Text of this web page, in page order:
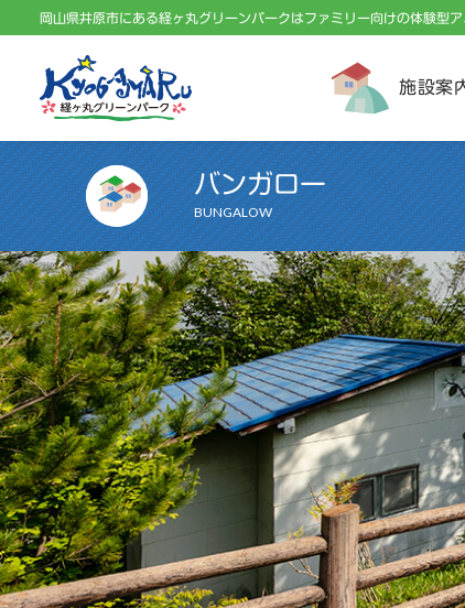
岡山県井原市にある経ヶ丸グリーンパークはファミリー向けの体験型
施設案
バンガロー
BUNGALOW